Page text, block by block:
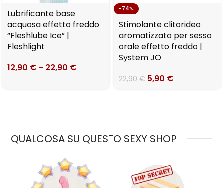
Lubrificante base
acquosa effetto freddo
“Fleshlube Ice” |
Fleshlight
12,90 € - 22,90 €
-74%
Stimolante clitorideo
aromatizzato per sesso
orale effetto freddo |
System JO
22,90€ 5,90 €
QUALCOSA SU QUESTO SEXY SHOP